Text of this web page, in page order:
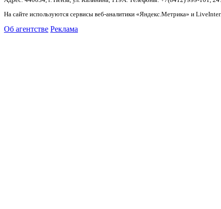
На сайте используются сервисы веб-аналитики «Яндекс.Метрика» и
Об агентстве Реклама